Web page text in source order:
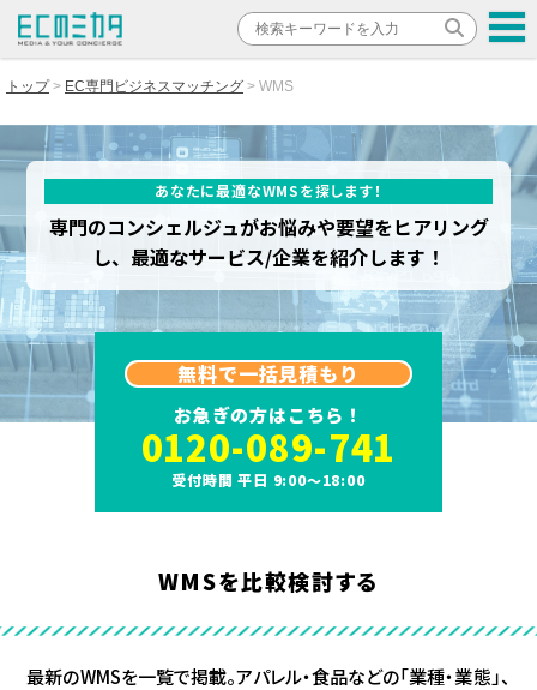
トップ EC専門ビジネスマッチング WMS
あなたに最適なWMSを探します！
専門のコンシェルジュがお悩みや要望をヒアリング
し、最適なサービス/企業を紹介します！
無料で一括見積もり
お急ぎの方はこちら！
0120-089-741
受付時間 平日 9:00～18:00
WMSを比較検討する
最新のWMSを一覧で掲載。アパレル・食品などの「業種・業態」、